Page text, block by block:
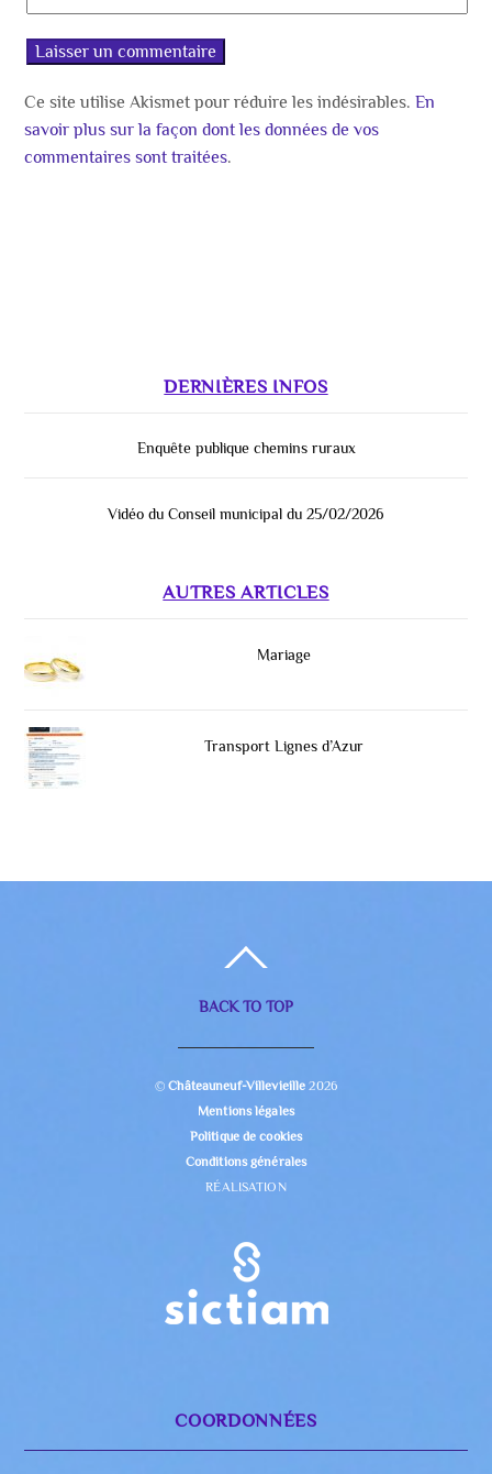
Ce site utilise Akismet pour réduire les indésirables.En
savoir plus sur la façon dont les données de vos
commentaires sont traitées.
DERNIÈRES INFOS
Enquête publique chemins ruraux
Vidéo du Conseil municipal du 25/02/2026
AUTRES ARTICLES
Mariage
Transport Lignes d’Azur
BACK TO TOP
©Châteauneuf-Villevieille 2026
Mentions légales
Politique de cookies
Conditions générales
RÉALISATION
COORDONNÉES